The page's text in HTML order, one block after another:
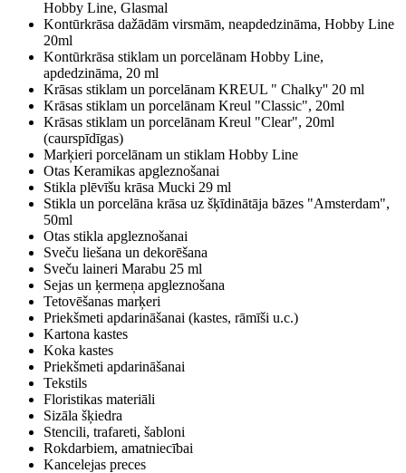
Hobby Line, Glasmal
Kontūrkrāsa dažādām virsmām, neapdedzināma, Hobby Line
20ml
Kontūrkrāsa stiklam un porcelānam Hobby Line,
apdedzināma, 20 ml
Krāsas stiklam un porcelānam KREUL " Chalky'' 20 ml
Krāsas stiklam un porcelānam Kreul "Classic", 20ml
Krāsas stiklam un porcelānam Kreul "Clear", 20ml
(caurspīdīgas)
Marķieri porcelānam un stiklam Hobby Line
Otas Keramikas apgleznošanai
Stikla plēvīšu krāsa Mucki 29 ml
Stikla un porcelāna krāsa uz šķīdinātāja bāzes "Amsterdam",
50ml
Otas stikla apgleznošanai
Sveču liešana un dekorēšana
Sveču laineri Marabu 25 ml
Sejas un ķermeņa apgleznošana
Tetovēšanas marķeri
Priekšmeti apdarināšanai (kastes, rāmīši u.c.)
Kartona kastes
Koka kastes
Priekšmeti apdarināšanai
Tekstils
Floristikas materiāli
Sizāla šķiedra
Stencili, trafareti, šabloni
Rokdarbiem, amatniecībai
Kancelejas preces